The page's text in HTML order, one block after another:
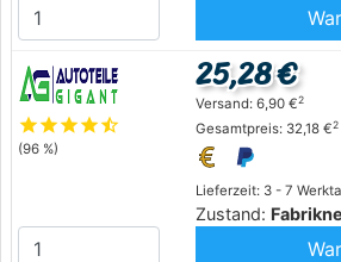
starstarstarstarstar_half
(96 %)
Lieferzeit: 3 - 7
Zustand:
25,28 €
Versand: 6,90 €2
Gesamtpreis: 32,18 €2